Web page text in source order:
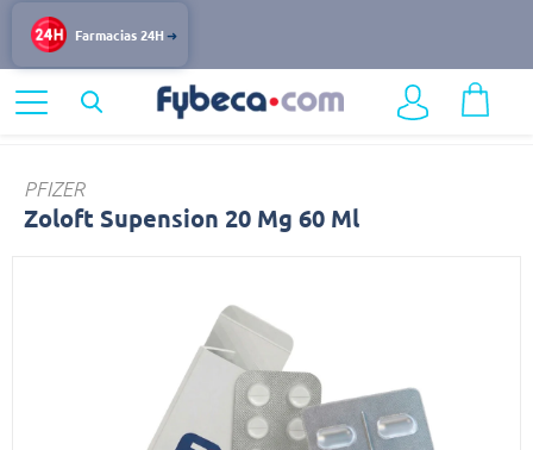
Farmacias 24H
Sistema Nervioso
PFIZER
Zoloft Supension 20 Mg 60 Ml